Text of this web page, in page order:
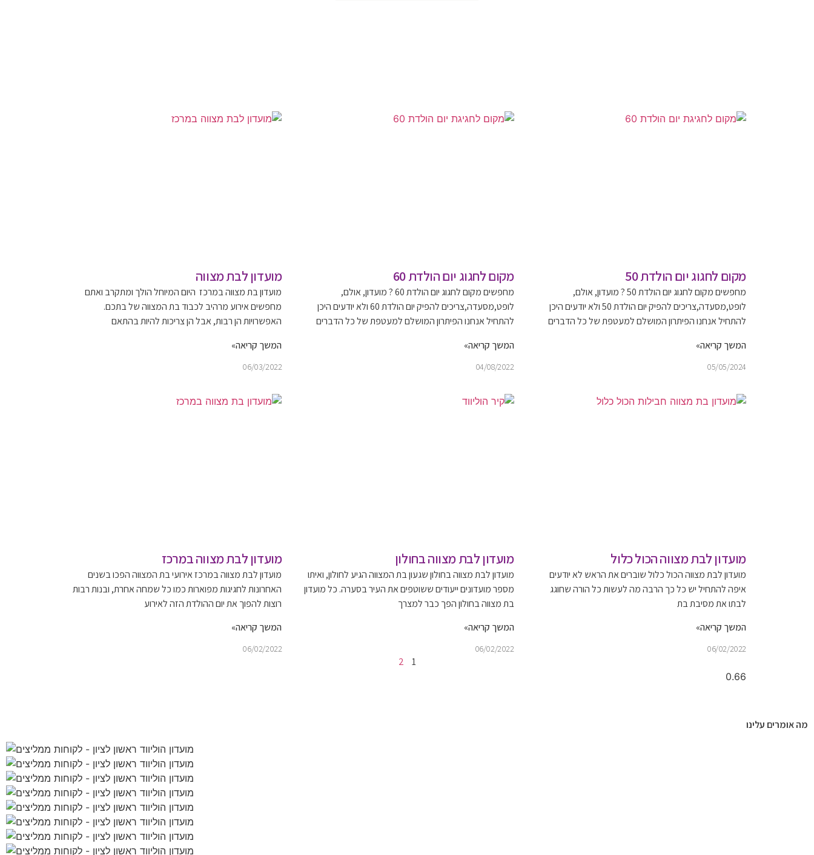
מקום לחגוג יום הולדת 50
מחפשים מקום לחגוג יום הולדת 50 ? מועדון, אולם,
לופט,מסעדה,צריכים להפיק יום הולדת 50 ולא יודעים היכן
להתחיל אנחנו הפיתרון המושלם למעטפת של כל הדברים
המשך קריאה»
05/05/2024
מקום לחגוג יום הולדת 60
מחפשים מקום לחגוג יום הולדת 60 ? מועדון, אולם,
לופט,מסעדה,צריכים להפיק יום הולדת 60 ולא יודעים היכן
להתחיל אנחנו הפיתרון המושלם למעטפת של כל הדברים
המשך קריאה»
04/08/2022
מועדון לבת מצווה
מועדון בת מצווה במרכז היום המיוחל הולך ומתקרב ואתם
מחפשים אירוע מרהיב לכבוד בת המצווה של בתכם.
האפשרויות הן רבות, אבל הן צריכות להיות בהתאם
המשך קריאה»
06/03/2022
מועדון לבת מצווה הכול כלול
מועדון לבת מצווה הכול כלול שוברים את הראש לא יודעים
איפה להתחיל יש כל כך הרבה מה לעשות כל הורה שחוגג
לבתו את מסיבת בת
המשך קריאה»
06/02/2022
מועדון לבת מצווה בחולון
מועדון לבת מצווה בחולון שגעון בת המצווה הגיע לחולון, ואיתו
מספר מועדונים ייעודים ששוטפים את העיר בסערה. כל מועדון
בת מצווה בחולון הפך כבר למצרך
המשך קריאה»
06/02/2022
מועדון לבת מצווה במרכז
מועדון לבת מצווה במרכז אירועי בת המצווה הפכו בשנים
האחרונות לחגיגות מפוארות כמו כל שמחה אחרת, ובנות רבות
רוצות להפוך את יום ההולדת הזה לאירוע
המשך קריאה»
06/02/2022
1
2
מה אומרים עלינו